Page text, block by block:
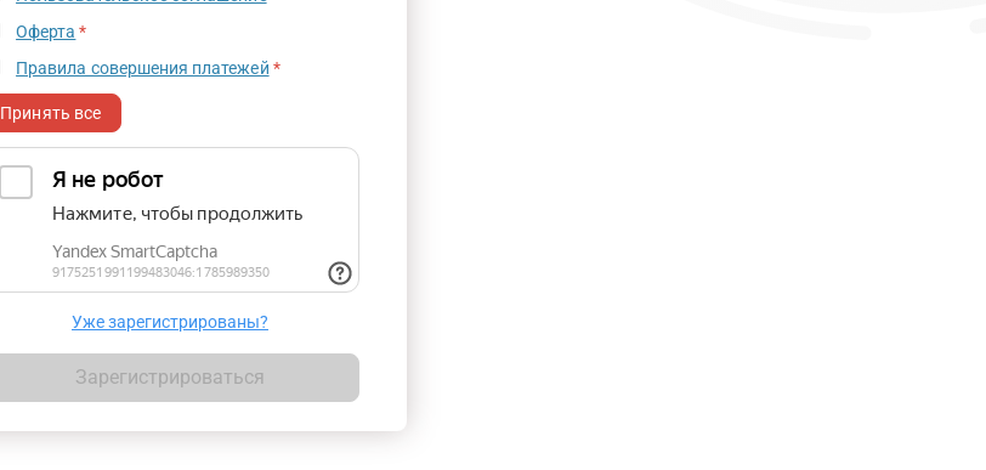
Оферта *
Правила совершения платежей *
Принять все
Уже зарегистрированы?
Зарегистрироваться